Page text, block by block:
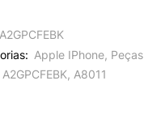
A2GPCFEBK
Apple IPhone, Peças
A2GPCFEBK, A8011